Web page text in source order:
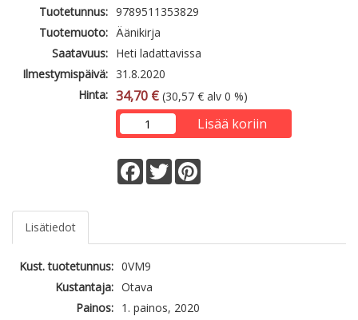
Tuotetunnus: 9789511353829
Tuotemuoto: Äänikirja
Saatavuus: Heti ladattavissa
Ilmestymispäivä: 31.8.2020
Hinta: 34,70 € (30,57 € alv 0 %)
Lisää koriin
Facebook
Twitter
Lisätiedot
Kust. tuotetunnus: 0VM9
Kustantaja: Otava
Painos: 1. painos, 2020